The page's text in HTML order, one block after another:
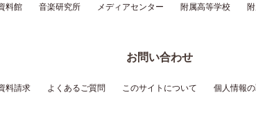
料館 音楽研究所 メディアセンター 附属高等学校
お問い合わせ
料請求 よくあるご質問 このサイトについて 個人情報